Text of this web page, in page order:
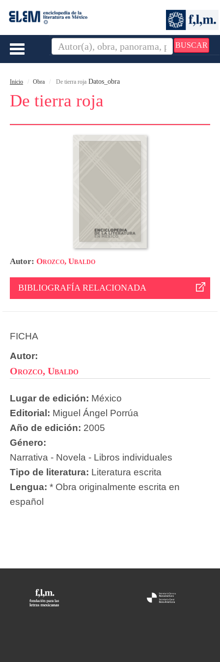
BUSCAR
Toggle
Inicio Obra De tierra roja Datos_obra
De tierra roja
Autor: Orozco, Ubaldo
BIBLIOGRAFÍA RELACIONADA
FICHA
Autor:
Orozco, Ubaldo
Lugar de edición: México
Editorial: Miguel Ángel Porrúa
Año de edición: 2005
Género:
Narrativa - Novela - Libros individuales
Tipo de literatura: Literatura escrita
Lengua: * Obra originalmente escrita en
español